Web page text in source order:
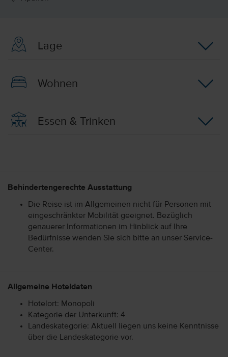
Lage
Wohnen
Essen & Trinken
Behindertengerechte Ausstattung
Die Reise ist im Allgemeinen nicht für Personen mit
eingeschränkter Mobilität geeignet. Bezüglich
genauerer Informationen im Hinblick auf Ihre
Bedürfnisse wenden Sie sich bitte an unser Service-
Center.
Allgemeine Hoteldaten
Hotelort: Monopoli
Kategorie der Unterkunft: 4
Landeskategorie: Aktuell liegen uns keine Kenntnisse
über die Landeskategorie vor.